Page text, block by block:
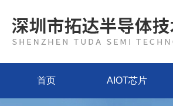
首页 AIOT芯片